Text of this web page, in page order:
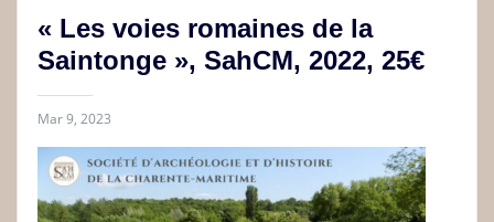
« Les voies romaines de la
Saintonge », SahCM, 2022, 25€
Mar 9, 2023